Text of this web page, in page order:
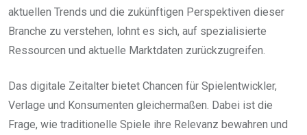
aktuellen Trends und die zukünftigen Perspektiven dieser
Branche zu verstehen, lohnt es sich, auf spezialisierte
Ressourcen und aktuelle Marktdaten zurückzugreifen.
Das digitale Zeitalter bietet Chancen für Spielentwickler,
Verlage und Konsumenten gleichermaßen. Dabei ist die
Frage, wie traditionelle Spiele ihre Relevanz bewahren und